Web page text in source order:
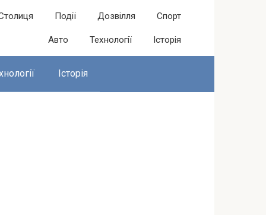
Події Дозвілля Спорт
Авто Технології Історія
Історія